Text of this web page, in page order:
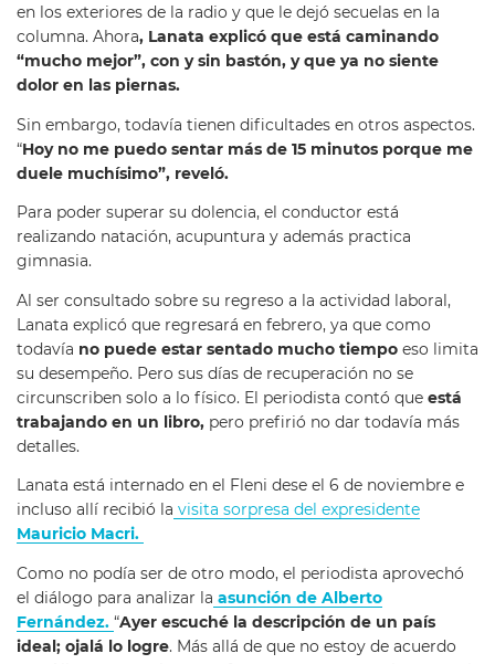
en los exteriores de la radio y que le dejó secuelas en la
columna. Ahora, Lanata explicó que está caminando
“mucho mejor”, con y sin bastón, y que ya no siente
dolor en las piernas.
Sin embargo, todavía tienen dificultades en otros aspectos.
“Hoy no me puedo sentar más de 15 minutos porque me
duele muchísimo”, reveló.
Para poder superar su dolencia, el conductor está
realizando natación, acupuntura y además practica
gimnasia.
Al ser consultado sobre su regreso a la actividad laboral,
Lanata explicó que regresará en febrero, ya que como
todavía no puede estar sentado mucho tiempo eso limita
su desempeño. Pero sus días de recuperación no se
circunscriben solo a lo físico. El periodista contó que está
trabajando en un libro, pero prefirió no dar todavía más
detalles.
Lanata está internado en el Fleni dese el 6 de noviembre e
incluso allí recibió la visita sorpresa del expresidente
Mauricio Macri.
Como no podía ser de otro modo, el periodista aprovechó
el diálogo para analizar la asunción de Alberto
Fernández. “Ayer escuché la descripción de un país
ideal; ojalá lo logre. Más allá de que no estoy de acuerdo